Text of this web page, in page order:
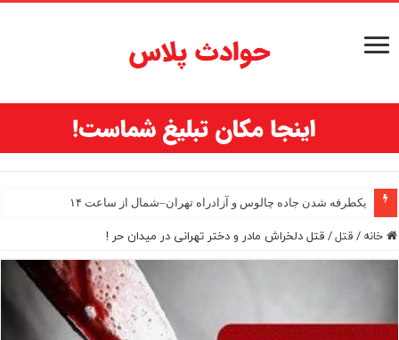
یکطرفه شدن جاده چالوس و آزادراه تهران–شمال از ساعت ۱۴
خانه/قتل/قتل دلخراش مادر و دختر تهرانی در میدان حر !